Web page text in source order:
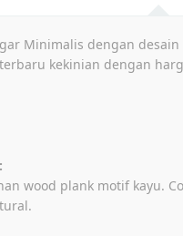
Minimalis dengan
terbaru kekinian dengan
wood plank motif kayu.